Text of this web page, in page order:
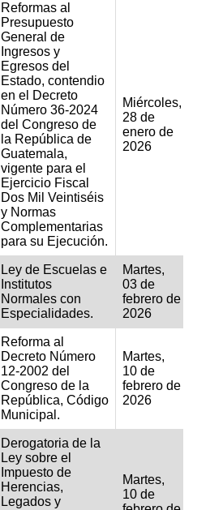
Reformas al
Presupuesto
General de
Ingresos y
Egresos del
Estado, contendio
en el Decreto
Número 36-2024
del Congreso de
la República de
Guatemala,
vigente para el
Ejercicio Fiscal
Dos Mil Veintiséis
y Normas
Complementarias
para su Ejecución.
Miércoles,
28 de
enero de
2026
Ley de Escuelas e
Institutos
Normales con
Especialidades.
Martes,
03 de
febrero de
2026
Reforma al
Decreto Número
12-2002 del
Congreso de la
República, Código
Municipal.
Martes,
10 de
febrero de
2026
Derogatoria de la
Ley sobre el
Impuesto de
Herencias,
Legados y
Martes,
10 de